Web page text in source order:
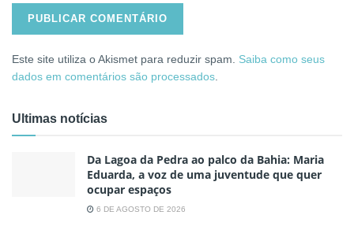
Este site utiliza o Akismet para reduzir spam. Saiba como seus
dados em comentários são processados
Ultimas notícias
Da Lagoa da Pedra ao palco da Bahia: Maria
Eduarda, a voz de uma juventude que quer
ocupar espaços
6 DE AGOSTO DE 2026